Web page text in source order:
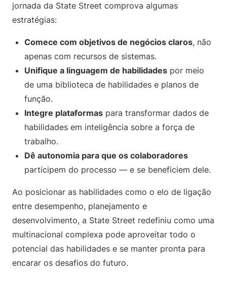
jornada da State Street comprova algumas
estratégias:
Comece com objetivos de negócios claros, não
apenas com recursos de sistemas.
Unifique a linguagem de habilidades por meio
de uma biblioteca de habilidades e planos de
função.
Integre plataformas para transformar dados de
habilidades em inteligência sobre a força de
trabalho.
Dê autonomia para que os colaboradores
participem do processo — e se beneficiem dele.
Ao posicionar as habilidades como o elo de ligação
entre desempenho, planejamento e
desenvolvimento, a State Street redefiniu como uma
multinacional complexa pode aproveitar todo o
potencial das habilidades e se manter pronta para
encarar os desafios do futuro.